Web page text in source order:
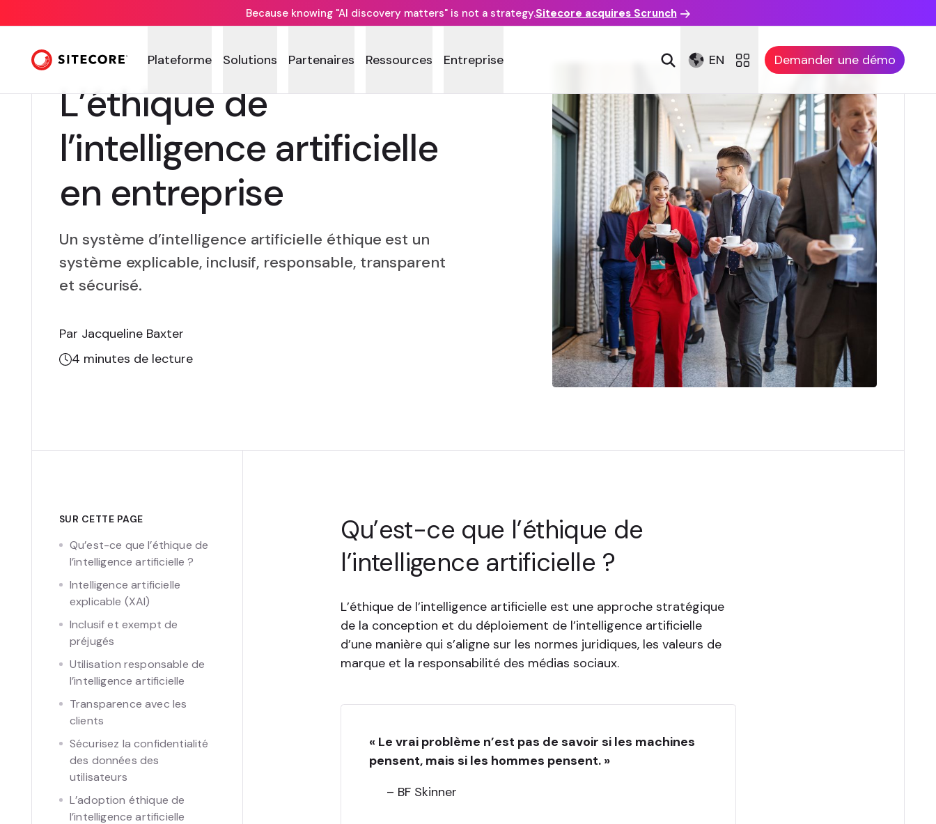
Because knowing "AI discovery matters" is not a strategy.Sitecore acquires Scrunch
Plateforme Solutions Partenaires Ressources Entreprise EN Demander une démo
L’éthique de
l’intelligence artificielle
en entreprise
Un système d’intelligence artificielle éthique est un
système explicable, inclusif, responsable, transparent
et sécurisé.
Par Jacqueline Baxter
4 minutes de lecture
SUR CETTE PAGE
Qu’est-ce que l’éthique de
l’intelligence artificielle ?
Intelligence artificielle
explicable (XAI)
Inclusif et exempt de
préjugés
Utilisation responsable de
l’intelligence artificielle
Transparence avec les
clients
Sécurisez la confidentialité
des données des
utilisateurs
L’adoption éthique de
l’intelligence artificielle
Qu’est-ce que l’éthique de
l’intelligence artificielle ?
L’éthique de l’intelligence artificielle est une approche stratégique
de la conception et du déploiement de l’intelligence artificielle
d’une manière qui s’aligne sur les normes juridiques, les valeurs de
marque et la responsabilité des médias sociaux.
« Le vrai problème n’est pas de savoir si les machines
pensent, mais si les hommes pensent. »
– BF Skinner